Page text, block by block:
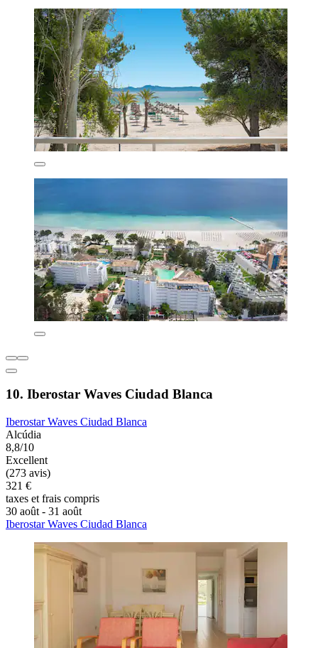
10. Iberostar Waves Ciudad Blanca
Iberostar Waves Ciudad Blanca
Alcúdia
8,8/10
Excellent
(273 avis)
321 €
taxes et frais compris
30 août - 31 août
Iberostar Waves Ciudad Blanca